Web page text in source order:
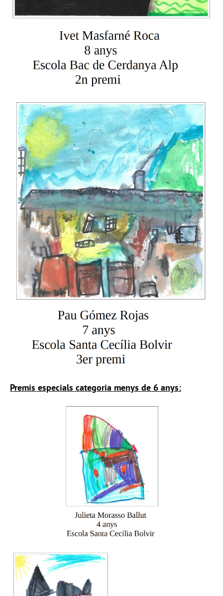
Premis especials categoria menys de 6 anys: